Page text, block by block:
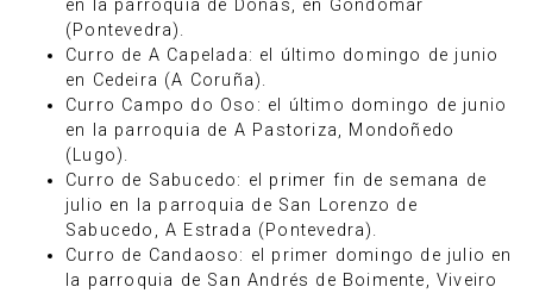
en la parroquia de Donas, en Gondomar
(Pontevedra).
Curro de A Capelada: el último domingo de junio
en Cedeira (A Coruña).
Curro Campo do Oso: el último domingo de junio
en la parroquia de A Pastoriza, Mondoñedo
(Lugo).
Curro de Sabucedo: el primer fin de semana de
julio en la parroquia de San Lorenzo de
Sabucedo, A Estrada (Pontevedra).
Curro de Candaoso: el primer domingo de julio en
la parroquia de San Andrés de Boimente, Viveiro